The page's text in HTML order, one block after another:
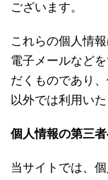
ございます。
これらの個人情
電子メールなど
だくものであり
以外では利用いた
個人情報の第三
当サイトでは、